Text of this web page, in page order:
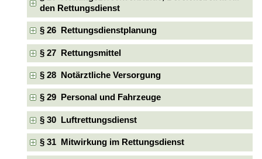
den Rettungsdienst
§ 26 Rettungsdienstplanung
§ 27 Rettungsmittel
§ 28 Notärztliche Versorgung
§ 29 Personal und Fahrzeuge
§ 30 Luftrettungsdienst
§ 31 Mitwirkung im Rettungsdienst